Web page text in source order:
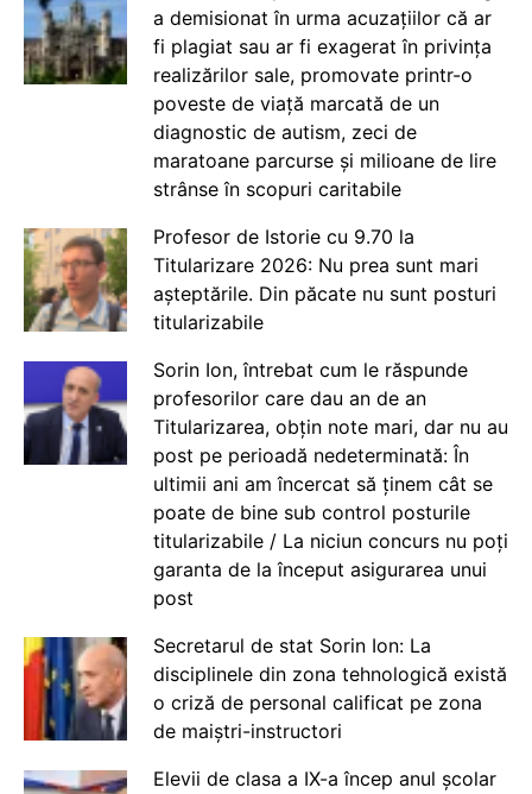
a demisionat în urma acuzațiilor că ar
fi plagiat sau ar fi exagerat în privința
realizărilor sale, promovate printr-o
poveste de viață marcată de un
diagnostic de autism, zeci de
maratoane parcurse și milioane de lire
strânse în scopuri caritabile
Profesor de Istorie cu 9.70 la
Titularizare 2026: Nu prea sunt mari
așteptările. Din păcate nu sunt posturi
titularizabile
Sorin Ion, întrebat cum le răspunde
profesorilor care dau an de an
Titularizarea, obțin note mari, dar nu au
post pe perioadă nedeterminată: În
ultimii ani am încercat să ținem cât se
poate de bine sub control posturile
titularizabile / La niciun concurs nu poți
garanta de la început asigurarea unui
post
Secretarul de stat Sorin Ion: La
disciplinele din zona tehnologică există
o criză de personal calificat pe zona
de maiștri-instructori
Elevii de clasa a IX-a încep anul școlar